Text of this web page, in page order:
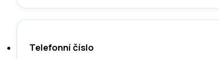
Telefonní číslo